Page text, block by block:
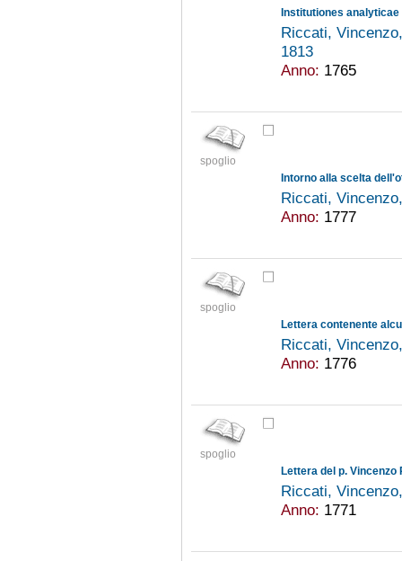
Institutiones analyticae
Riccati,
1813
Anno: 1765
spoglio
Intorno alla scelta
Riccati,
Anno: 1777
spoglio
Riccati,
Anno: 1776
spoglio
Riccati,
Anno: 1771